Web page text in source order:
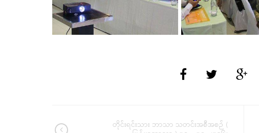
တိုင်းရင်းသား ဘာသာ သတင်းအစီအစဉ် (